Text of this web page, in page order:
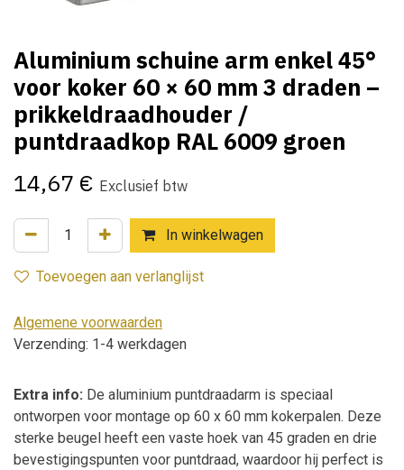
Aluminium schuine arm enkel 45°
voor koker 60 × 60 mm 3 draden –
prikkeldraadhouder /
puntdraadkop RAL 6009 groen
14,67 € Exclusief btw
In winkelwagen
Toevoegen aan verlanglijst
Algemene voorwaarden
Verzending: 1-4 werkdagen
Extra info: De aluminium puntdraadarm is speciaal
ontworpen voor montage op 60 x 60 mm kokerpalen. Deze
sterke beugel heeft een vaste hoek van 45 graden en drie
bevestigingspunten voor puntdraad, waardoor hij perfect is